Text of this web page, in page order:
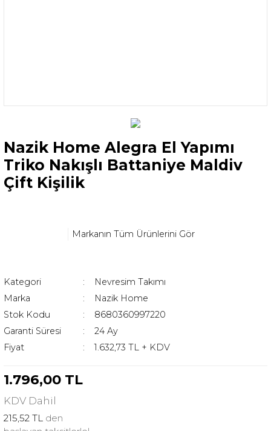
Nazik Home Alegra El Yapımı
Triko Nakışlı Battaniye Maldiv
Çift Kişilik
Markanın Tüm Ürünlerini Gör
Kategori
Nevresim Takımı
Marka
Nazik Home
Stok Kodu
8680360997220
Garanti Süresi
24 Ay
Fiyat
1.632,73 TL + KDV
1.796,00 TL
KDV Dahil
215,52 TL den